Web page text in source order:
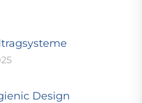
Design